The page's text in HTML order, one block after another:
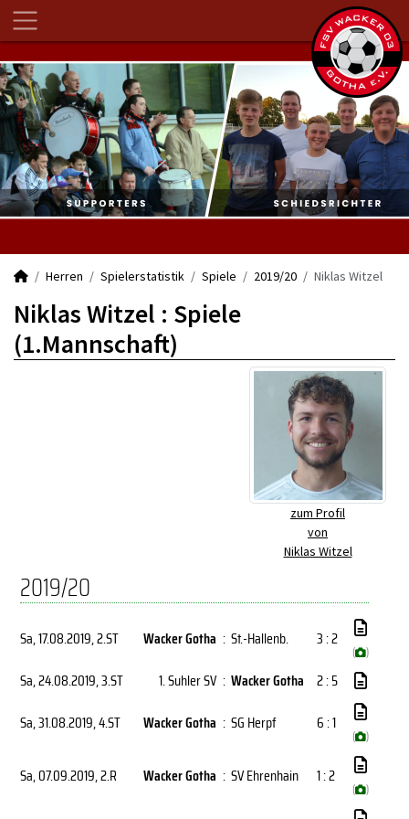
Herren Spielerstatistik Spiele 2019/20 Niklas Witzel
Niklas Witzel : Spiele
(1.Mannschaft)
zum Profil
von
Niklas Witzel
2019/20
Sa, 17.08.2019, 2.ST Wacker Gotha : St.-Hallenb. 3 : 2
( )
Sa, 24.08.2019, 3.ST 1. Suhler SV : Wacker Gotha 2 : 5
Sa, 31.08.2019, 4.ST Wacker Gotha : SG Herpf 6 : 1
( )
Sa, 07.09.2019, 2.R Wacker Gotha : SV Ehrenhain 1 : 2
( )